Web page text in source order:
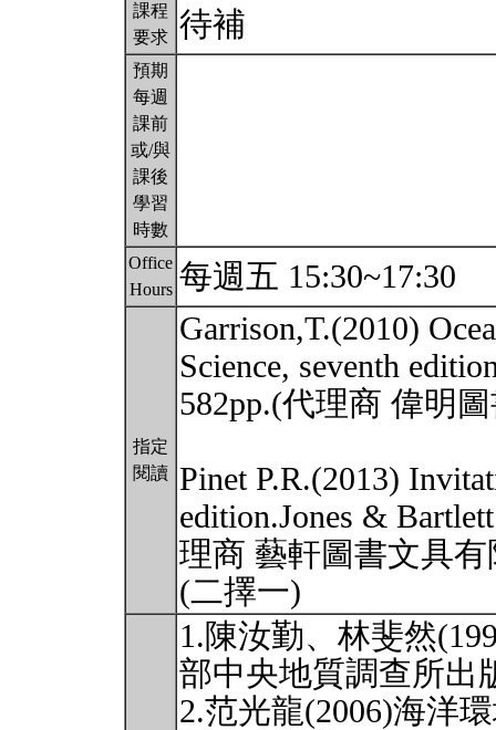
課程
要求 待補
預期
每週
課前
或/與
課後
學習
時數
Office
Hours 每週五 15:30~17:30
指定
閱讀
Garrison,T.(2010)
Science, seventh
582pp.(代理商 偉明
Pinet P.R.(2013)
edition.Jones &
理商 藝軒圖書文具
(二擇一)
1.陳汝勤、林斐然
部中央地質調查所出
2.范光龍(2006)海洋